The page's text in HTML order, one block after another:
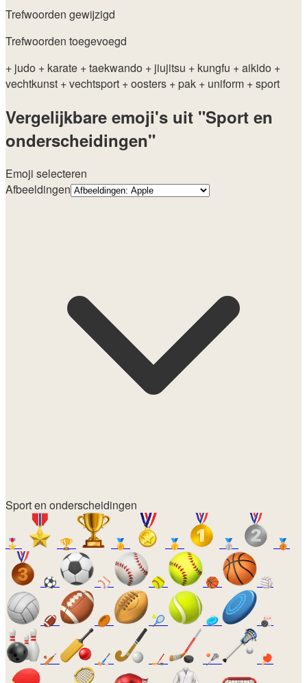
Trefwoorden gewijzigd
Trefwoorden toegevoegd
+ judo + karate + taekwando + jiujitsu + kungfu + aikido +
vechtkunst + vechtsport + oosters + pak + uniform + sport
Vergelijkbare emoji's uit "Sport en
onderscheidingen"
Emoji selecteren
Afbeeldingen
Sport en onderscheidingen
🎖️ 🏆 🏅 🥇 🥈 🥉
⚽ ⚾ 🥎 🏀 🏐
🏈 🏉 🎾 🥏 🎳
🏏 🏑 🏒 🥍 🏓